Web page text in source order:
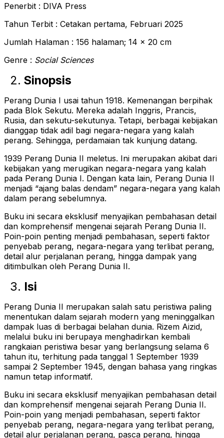
Penerbit : DIVA Press
Tahun Terbit : Cetakan pertama, Februari 2025
Jumlah Halaman : 156 halaman; 14 x 20 cm
Genre : Social Sciences
Sinopsis
Perang Dunia I usai tahun 1918. Kemenangan berpihak
pada Blok Sekutu. Mereka adalah Inggris, Prancis,
Rusia, dan sekutu-sekutunya. Tetapi, berbagai kebijakan
dianggap tidak adil bagi negara-negara yang kalah
perang. Sehingga, perdamaian tak kunjung datang.
1939 Perang Dunia II meletus. Ini merupakan akibat dari
kebijakan yang merugikan negara-negara yang kalah
pada Perang Dunia I. Dengan kata lain, Perang Dunia II
menjadi “ajang balas dendam” negara-negara yang kalah
dalam perang sebelumnya.
Buku ini secara eksklusif menyajikan pembahasan detail
dan komprehensif mengenai sejarah Perang Dunia II.
Poin-poin penting menjadi pembahasan, seperti faktor
penyebab perang, negara-negara yang terlibat perang,
detail alur perjalanan perang, hingga dampak yang
ditimbulkan oleh Perang Dunia II.
Isi
Perang Dunia II merupakan salah satu peristiwa paling
menentukan dalam sejarah modern yang meninggalkan
dampak luas di berbagai belahan dunia. Rizem Aizid,
melalui buku ini berupaya menghadirkan kembali
rangkaian peristiwa besar yang berlangsung selama 6
tahun itu, terhitung pada tanggal 1 September 1939
sampai 2 September 1945, dengan bahasa yang ringkas
namun tetap informatif.
Buku ini secara eksklusif menyajikan pembahasan detail
dan komprehensif mengenai sejarah Perang Dunia II.
Poin-poin yang menjadi pembahasan, seperti faktor
penyebab perang, negara-negara yang terlibat perang,
detail alur perjalanan perang, pasca perang, hingga